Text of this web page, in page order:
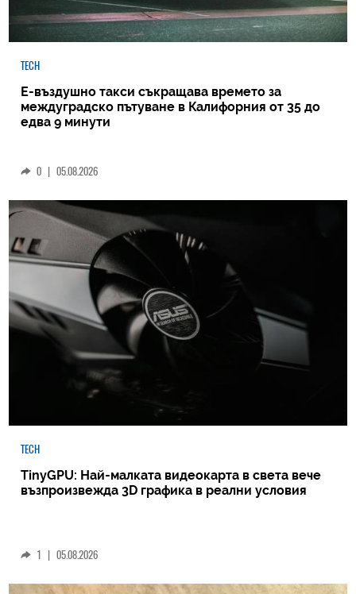
TECH
Е-въздушно такси съкращава времето за
междуградско пътуване в Калифорния от 35 до
едва 9 минути
0 | 05.08.2026
TECH
TinyGPU: Най-малката видеокарта в света вече
възпроизвежда 3D графика в реални условия
1 | 05.08.2026